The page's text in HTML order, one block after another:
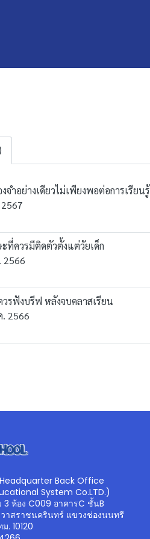
จำอย่างเดียวไม่เพียงพอต่อการเรียนรู้
ที่ควรมีติดตัวตั้งแต่วัยเด็ก
2566
วรฟังบรีฟ หลังจบคลาสเรียน
. 2566
Headquarter Back Office
System Co.LTD.)
3 ห้อง C009 อาคารC ชั้นB
าสราชนครินทร์ แขวงช่องนนทรี
. 10120